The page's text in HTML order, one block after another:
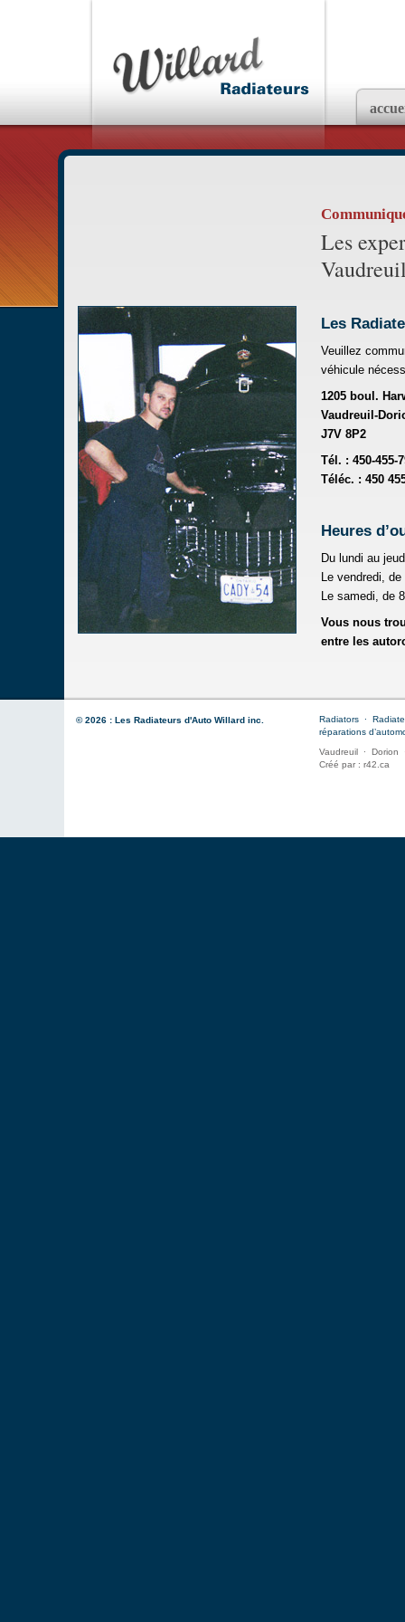
Les
Les
Veuillez
véhicule
1205 boul.
Vaudreuil-
J7V 8P2
Tél. : 450-455-
Téléc. : 450
Heures
Du lundi au
Le vendredi,
Le samedi, de
Vous nous
entre les
© 2026 : Les Radiateurs d'Auto Willard inc. Radiators ∙
réparations
Vaudreuil
∙ Dorion
Créé par : r42.ca